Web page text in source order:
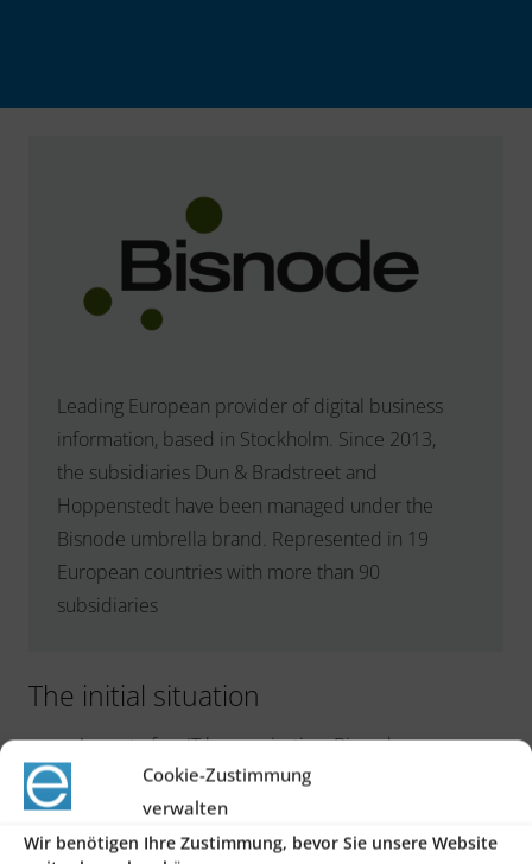
Cookie-Zustimmung
verwalten
Wir benötigen Ihre Zustimmung, bevor Sie unsere Website
Leading European provider of digital business
information, based in Stockholm. Since 2013,
the subsidiaries Dun & Bradstreet and
Hoppenstedt have been managed under the
Bisnode umbrella brand. Represented in 19
European countries with more than 90
subsidiaries
The initial situation
As part of an IT harmonization, Bisnode was
looking for a unified solution for an IT landscape
that had grown through mergers
The SAP system “Business-by-design” was chosen